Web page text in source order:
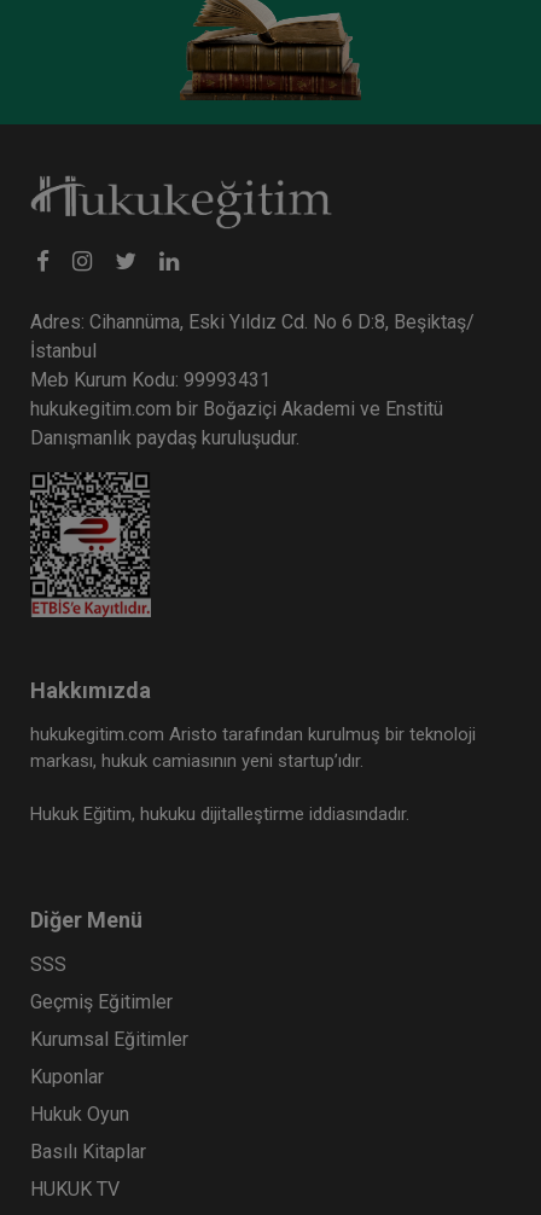
Adres: Cihannüma, Eski Yıldız Cd. No 6 D:8, Beşiktaş/
İstanbul
Meb Kurum Kodu: 99993431
hukukegitim.com bir Boğaziçi Akademi ve Enstitü
Danışmanlık paydaş kuruluşudur.
Hakkımızda
hukukegitim.com Aristo tarafından kurulmuş bir teknoloji
markası, hukuk camiasının yeni startup’ıdır.
Hukuk Eğitim, hukuku dijitalleştirme iddiasındadır.
Diğer Menü
SSS
Geçmiş Eğitimler
Kurumsal Eğitimler
Kuponlar
Hukuk Oyun
Basılı Kitaplar
HUKUK TV